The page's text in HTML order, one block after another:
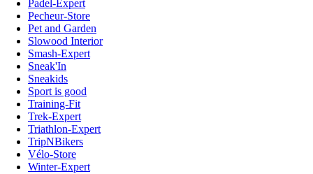
Padel-Expert
Pecheur-Store
Pet and Garden
Slowood Interior
Smash-Expert
Sneak'In
Sneakids
Sport is good
Training-Fit
Trek-Expert
Triathlon-Expert
TripNBikers
Vélo-Store
Winter-Expert